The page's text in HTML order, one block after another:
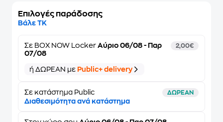
Επιλογές παράδοσης
Βάλε ΤΚ
Σε BOX NOW Locker Αύριο 06/08 - Παρ
07/08
2,00€
ή ΔΩΡΕΑΝ με Public+ delivery
Σε κατάστημα Public ΔΩΡΕΑΝ
Διαθεσιμότητα ανά κατάστημα